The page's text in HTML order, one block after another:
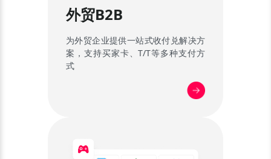
外贸B2B
为外贸企业提供一站式收付兑解决方
案，支持买家卡、T/T等多种支付方
式